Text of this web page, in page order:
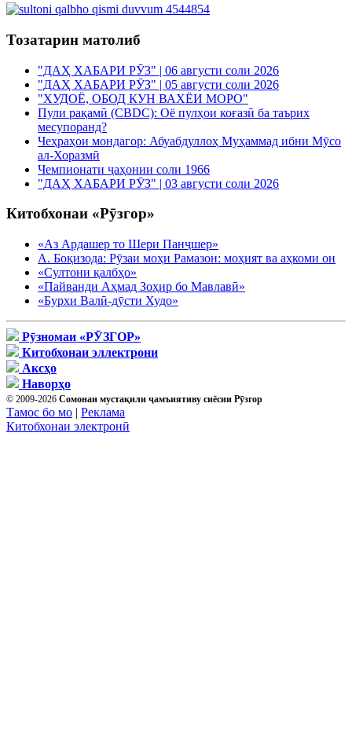
Тозатарин матолиб
"ДАҲ ХАБАРИ РӮЗ" | 06 августи соли 2026
"ДАҲ ХАБАРИ РӮЗ" | 05 августи соли 2026
"ХУДОЁ, ОБОД КУН ВАХЁИ МОРО"
Пули рақамӣ (CBDC): Оё пулҳои коғазӣ ба таърих
месупоранд?
Чеҳраҳои мондагор: Абуабдуллоҳ Муҳаммад ибни Мӯсо
ал-Хоразмӣ
Чемпионати ҷаҳонии соли 1966
"ДАҲ ХАБАРИ РӮЗ" | 03 августи соли 2026
Китобхонаи «Рӯзгор»
«Аз Ардашер то Шери Панҷшер»
А. Боқизода: Рӯзаи моҳи Рамазон: моҳият ва аҳкоми он
«Султони қалбҳо»
«Пайванди Аҳмад Зоҳир бо Мавлавӣ»
«Бурхи Валӣ-дӯсти Худо»
Рӯзномаи «РӮЗГОР»
Китобхонаи эллектрони
Аксҳо
Наворҳо
© 2009-2026 Сомонаи мустақили ҷамъиятиву сиёсии Рӯзгор
Тамос бо мо | Реклама
Китобхонаи электронӣ